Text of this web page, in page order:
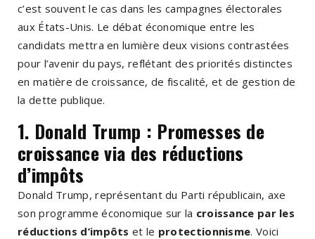
c’est souvent le cas dans les campagnes électorales
aux États-Unis. Le débat économique entre les
candidats mettra en lumière deux visions contrastées
pour l’avenir du pays, reflétant des priorités distinctes
en matière de croissance, de fiscalité, et de gestion de
la dette publique.
1. Donald Trump : Promesses de
croissance via des réductions
d’impôts
Donald Trump, représentant du Parti républicain, axe
son programme économique sur la croissance par les
réductions d’impôts et le protectionnisme. Voici